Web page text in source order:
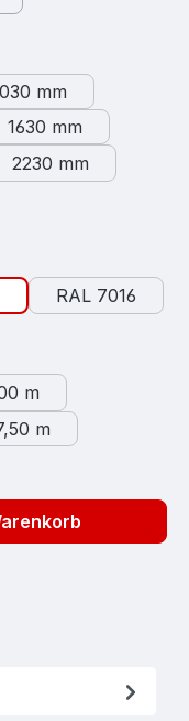
mm
1630 mm
2230 mm
RAL 7016
m
m